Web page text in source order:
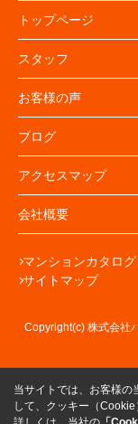
トップページ
スタッフ
お客様の声
ブログ
アクセスマップ
会社概要
マンションカタログ
サイトマップ
Copyright(c) 株式会社
当サイトでは、お客様の
して、クッキー（Cookie